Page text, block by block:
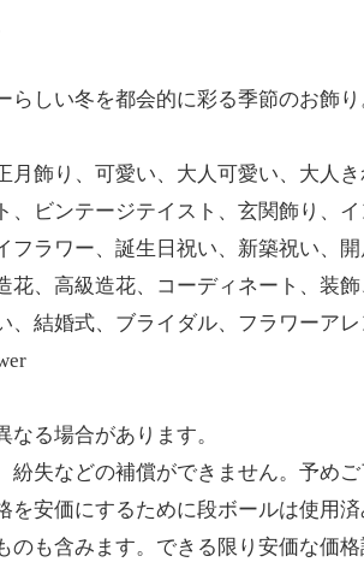
らしい冬を都会的に彩る季節のお飾
月飾り、可愛い、大人可愛い、大人
、ビンテージテイスト、玄関飾り、
フラワー、誕生日祝い、新築祝い、
花、高級造花、コーディネート、装
、結婚式、ブライダル、フラワーア
る場合があります。
紛失などの補償ができません。予め
安価にするために段ボールは使用
のも含みます。できる限り安価な価